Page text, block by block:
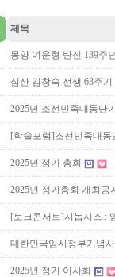
제목
몽양 여운형 탄신 139주
심산 김창숙 선생 63주
2025년 조선민족대동단
[학술포럼]조선민족대
2025년 정기 총회
2025년 정기총회 개최공
[토크콘서트]시놉시스 :
대한민국임시정부기념
2025년 정기 이사회